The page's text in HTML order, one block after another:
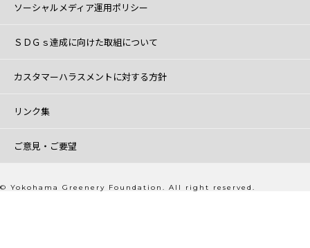
ソーシャルメディア運用ポリシー
ＳＤＧｓ達成に向けた取組について
カスタマーハラスメントに対する方針
リンク集
ご意見・ご要望
© Yokohama Greenery Foundation. All right reserved.